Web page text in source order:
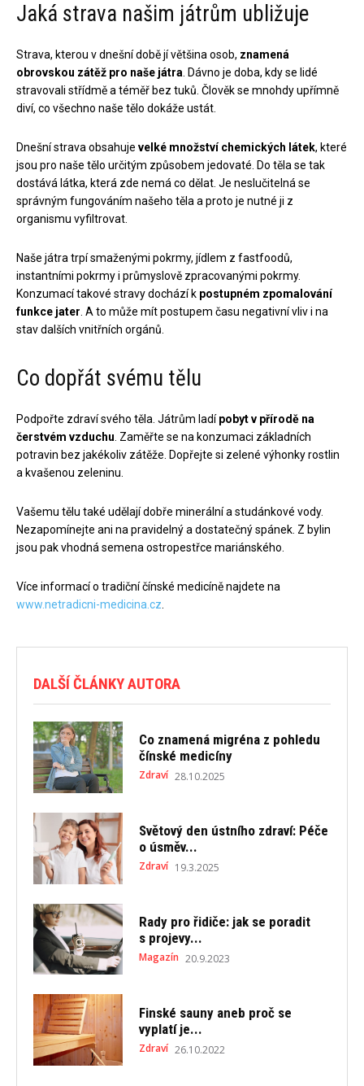
Jaká strava našim játrům ubližuje
Strava, kterou v dnešní době jí většina osob, znamená
obrovskou zátěž pro naše játra . Dávno je doba, kdy se lidé
stravovali střídmě a téměř bez tuků. Člověk se mnohdy upřímně
diví, co všechno naše tělo dokáže ustát.
Dnešní strava obsahuje velké množství chemických látek, které
jsou pro naše tělo určitým způsobem jedovaté. Do těla se tak
dostává látka, která zde nemá co dělat. Je neslučitelná se
správným fungováním našeho těla a proto je nutné ji z
organismu vyfiltrovat.
Naše játra trpí smaženými pokrmy, jídlem z fastfoodů,
instantními pokrmy i průmyslově zpracovanými pokrmy.
Konzumací takové stravy dochází k postupném zpomalování
funkce jater . A to může mít postupem času negativní vliv i na
stav dalších vnitřních orgánů.
Co dopřát svému tělu
Podpořte zdraví svého těla. Játrům ladípobyt v přírodě na
čerstvém vzduchu . Zaměřte se na konzumaci základních
potravin bez jakékoliv zátěže. Dopřejte si zelené výhonky rostlin
a kvašenou zeleninu.
Vašemu tělu také udělají dobře minerální a studánkové vody.
Nezapomínejte ani na pravidelný a dostatečný spánek. Z bylin
jsou pak vhodná semena ostropestřce mariánského.
Více informací o tradiční čínské medicíně najdete na
www.netradicni-medicina.cz
DALŠÍ ČLÁNKY AUTORA
Co znamená migréna z pohledu
čínské medicíny
Zdraví 28.10.2025
Světový den ústního zdraví: Péče
o úsměv...
Zdraví 19.3.2025
Rady pro řidiče: jak se poradit
s projevy...
Magazín 20.9.2023
Finské sauny aneb proč se
vyplatí je...
Zdraví 26.10.2022